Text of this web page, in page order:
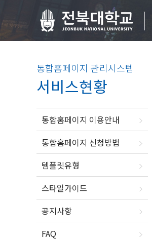
통합홈페이지 관리시스템
서비스현황
통합홈페이지 이용안내
통합홈페이지 신청방법
템플릿유형
스타일가이드
공지사항
FAQ